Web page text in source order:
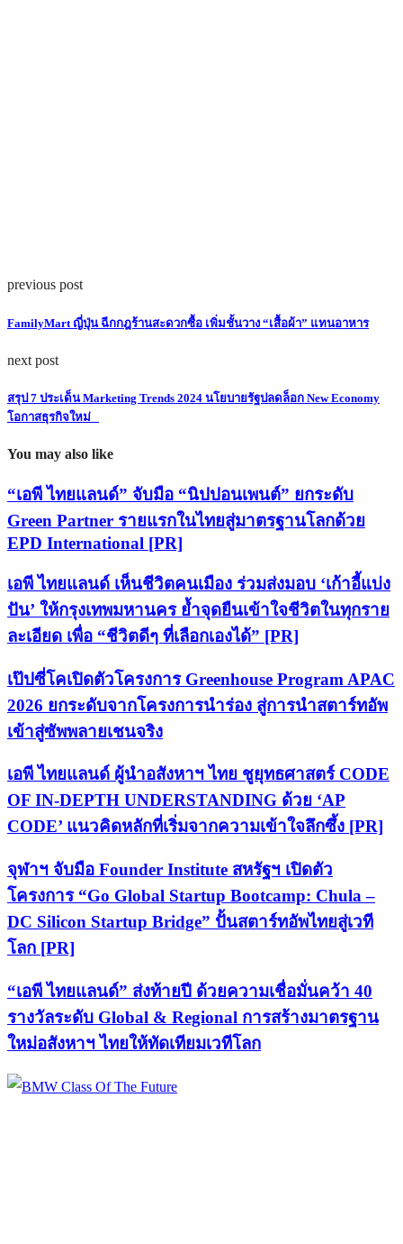
previous post
FamilyMart ญี่ปุ่น ฉีกกฎร้านสะดวกซื้อ เพิ่มชั้นวาง “เสื้อผ้า” แทนอาหาร
next post
สรุป 7 ประเด็น Marketing Trends 2024 นโยบายรัฐปลดล็อก New Economy
โอกาสธุรกิจใหม่
You may also like
“เอพี ไทยแลนด์” จับมือ “นิปปอนเพนต์” ยกระดับ
Green Partner รายแรกในไทยสู่มาตรฐานโลกด้วย
EPD International [PR]
เอพี ไทยแลนด์ เห็นชีวิตคนเมือง ร่วมส่งมอบ ‘เก้าอี้แบ่ง
ปัน’ ให้กรุงเทพมหานคร ย้ำจุดยืนเข้าใจชีวิตในทุกราย
ละเอียด เพื่อ “ชีวิตดีๆ ที่เลือกเองได้” [PR]
เป๊ปซี่โคเปิดตัวโครงการ Greenhouse Program APAC
2026 ยกระดับจากโครงการนำร่อง สู่การนำสตาร์ทอัพ
เข้าสู่ซัพพลายเชนจริง
เอพี ไทยแลนด์ ผู้นำอสังหาฯ ไทย ชูยุทธศาสตร์ CODE
OF IN-DEPTH UNDERSTANDING ด้วย ‘AP
CODE’ แนวคิดหลักที่เริ่มจากความเข้าใจลึกซึ้ง [PR]
จุฬาฯ จับมือ Founder Institute สหรัฐฯ เปิดตัว
โครงการ “Go Global Startup Bootcamp: Chula –
DC Silicon Startup Bridge” ปั้นสตาร์ทอัพไทยสู่เวที
โลก [PR]
“เอพี ไทยแลนด์” ส่งท้ายปี ด้วยความเชื่อมั่นคว้า 40
รางวัลระดับ Global & Regional การสร้างมาตรฐาน
ใหม่อสังหาฯ ไทยให้ทัดเทียมเวทีโลก